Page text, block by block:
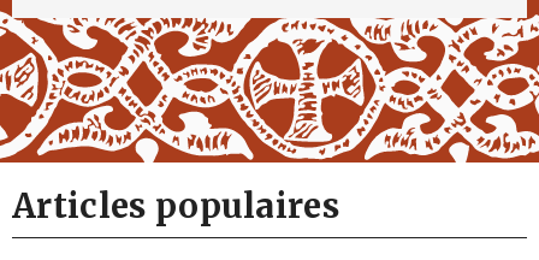
Articles populaires